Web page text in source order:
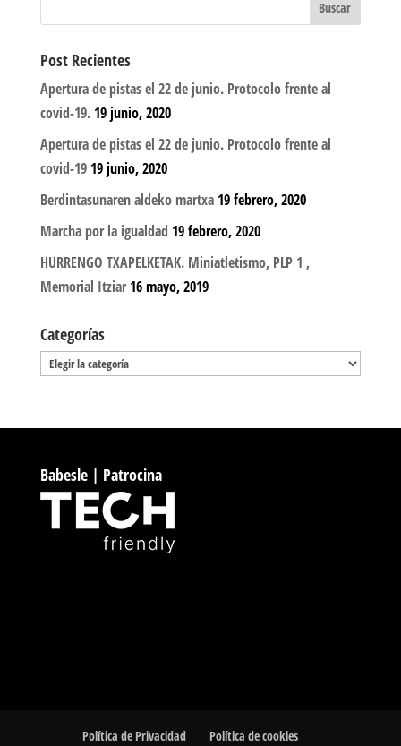
Post Recientes
Apertura de pistas el 22 de junio. Protocolo frente al
covid-19. 19 junio, 2020
Apertura de pistas el 22 de junio. Protocolo frente al
covid-19 19 junio, 2020
Berdintasunaren aldeko martxa 19 febrero, 2020
Marcha por la igualdad 19 febrero, 2020
HURRENGO TXAPELKETAK. Miniatletismo, PLP 1 ,
Memorial Itziar 16 mayo, 2019
Categorías
Categorías
Babesle | Patrocina
Política de Privacidad Política de cookies